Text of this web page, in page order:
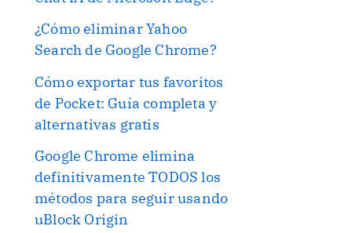
¿Cómo eliminar Yahoo
Search de Google Chrome?
Cómo exportar tus favoritos
de Pocket: Guía completa y
alternativas gratis
Google Chrome elimina
definitivamente TODOS los
métodos para seguir usando
uBlock Origin